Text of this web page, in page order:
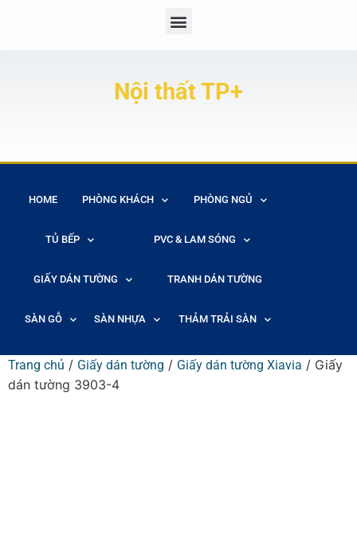
Nội thất TP+
HOME PHÒNG KHÁCH PHÒNG NGỦ
TỦ BẾP PVC & LAM SÓNG
GIẤY DÁN TƯỜNG TRANH DÁN TƯỜNG
SÀN GỖ SÀN NHỰA THẢM TRẢI SÀN
Trang chủ / Giấy dán tường / Giấy dán tường Xiavia / Giấy
dán tường 3903-4